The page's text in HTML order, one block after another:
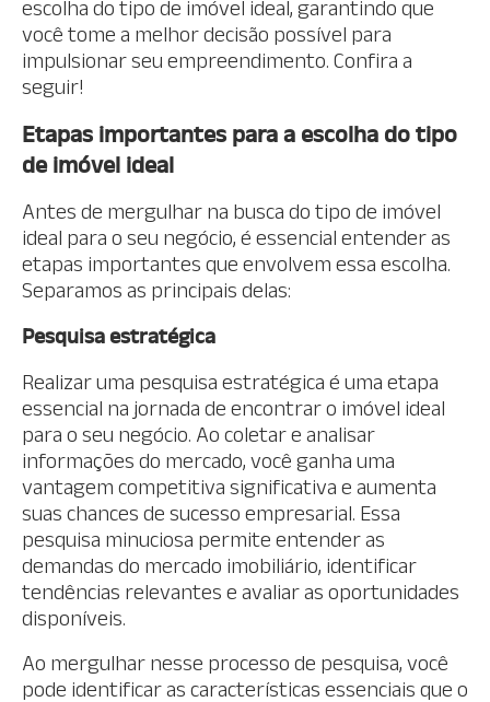
escolha do tipo de imóvel ideal, garantindo que
você tome a melhor decisão possível para
impulsionar seu empreendimento. Confira a
seguir!
Etapas importantes para a escolha do tipo
de imóvel ideal
Antes de mergulhar na busca do tipo de imóvel
ideal para o seu negócio, é essencial entender as
etapas importantes que envolvem essa escolha.
Separamos as principais delas:
Pesquisa estratégica
Realizar uma pesquisa estratégica é uma etapa
essencial na jornada de encontrar o imóvel ideal
para o seu negócio. Ao coletar e analisar
informações do mercado, você ganha uma
vantagem competitiva significativa e aumenta
suas chances de sucesso empresarial. Essa
pesquisa minuciosa permite entender as
demandas do mercado imobiliário, identificar
tendências relevantes e avaliar as oportunidades
disponíveis.
Ao mergulhar nesse processo de pesquisa, você
pode identificar as características essenciais que o